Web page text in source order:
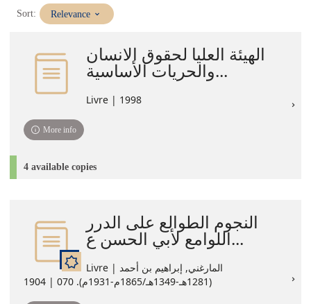
Sort: (Immediate
update)
Relevance
الهيئة العليا لحقوق الانسان
والحريات الأساسية...
Livre | 1998
More info
4 available copies
النجوم الطوالع على الدرر
اللوامع لأبي الحسن ع...
Livre | المارغني, إبراهيم بن أحمد
(1281هـ-1349هـ/1865م-1931م). 070 | 1904